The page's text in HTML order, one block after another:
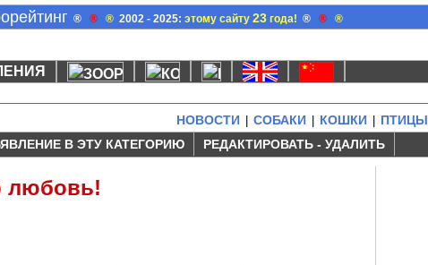
® ® ® 2002 - 2025:этому сайту23 года! ® ® ®
НОВОСТИ СОБАКИ КОШКИ ПТИЦЫ
В ЭТУ КАТЕГОРИЮ РЕДАКТИРОВАТЬ - УДАЛИТЬ
любовь!